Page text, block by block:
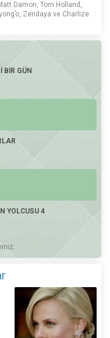
Damon, Tom Holland,
Zendaya ve Charlize
BİR GÜN
YOLCUSU 4